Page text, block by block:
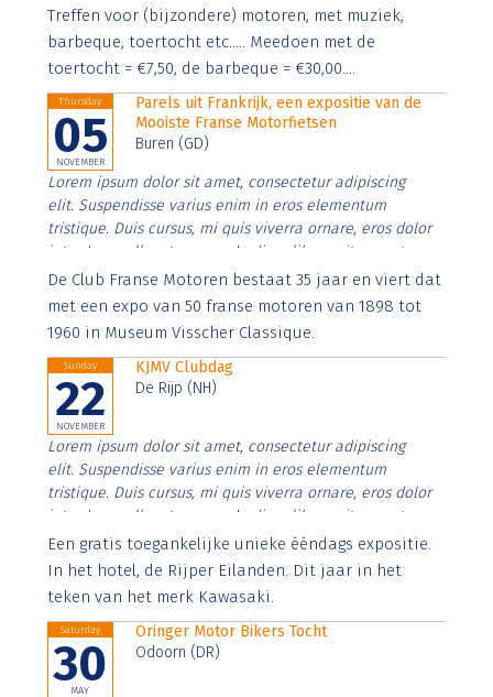
Aenean faucibus nibh et justo cursus id rutrum lorem
imperdiet. Nunc ut sem vitae risus tristique posuere.
Treffen voor (bijzondere) motoren, met muziek,
barbeque, toertocht etc..... Meedoen met de
toertocht = €7,50, de barbeque = €30,00....
Thursday
05
NOVEMBER
Parels uit Frankrijk, een expositie van de
Mooiste Franse Motorfietsen
Buren (GD)
Lorem ipsum dolor sit amet, consectetur adipiscing
elit. Suspendisse varius enim in eros elementum
tristique. Duis cursus, mi quis viverra ornare, eros dolor
interdum nulla, ut commodo diam libero vitae erat.
Aenean faucibus nibh et justo cursus id rutrum lorem
imperdiet. Nunc ut sem vitae risus tristique posuere.
De Club Franse Motoren bestaat 35 jaar en viert dat
met een expo van 50 franse motoren van 1898 tot
1960 in Museum Visscher Classique.
Sunday
22
NOVEMBER
KJMV Clubdag
De Rijp (NH)
Lorem ipsum dolor sit amet, consectetur adipiscing
elit. Suspendisse varius enim in eros elementum
tristique. Duis cursus, mi quis viverra ornare, eros dolor
interdum nulla, ut commodo diam libero vitae erat.
Aenean faucibus nibh et justo cursus id rutrum lorem
imperdiet. Nunc ut sem vitae risus tristique posuere.
Een gratis toegankelijke unieke ééndags expositie.
In het hotel, de Rijper Eilanden. Dit jaar in het
teken van het merk Kawasaki.
Saturday
30
MAY
Oringer Motor Bikers Tocht
Odoorn (DR)